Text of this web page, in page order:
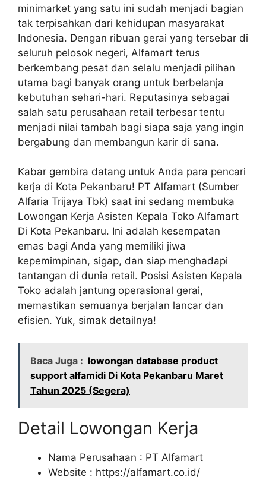
minimarket yang satu ini sudah menjadi bagian
tak terpisahkan dari kehidupan masyarakat
Indonesia. Dengan ribuan gerai yang tersebar di
seluruh pelosok negeri, Alfamart terus
berkembang pesat dan selalu menjadi pilihan
utama bagi banyak orang untuk berbelanja
kebutuhan sehari-hari. Reputasinya sebagai
salah satu perusahaan retail terbesar tentu
menjadi nilai tambah bagi siapa saja yang ingin
bergabung dan membangun karir di sana.
Kabar gembira datang untuk Anda para pencari
kerja di Kota Pekanbaru! PT Alfamart (Sumber
Alfaria Trijaya Tbk) saat ini sedang membuka
Lowongan Kerja Asisten Kepala Toko Alfamart
Di Kota Pekanbaru. Ini adalah kesempatan
emas bagi Anda yang memiliki jiwa
kepemimpinan, sigap, dan siap menghadapi
tantangan di dunia retail. Posisi Asisten Kepala
Toko adalah jantung operasional gerai,
memastikan semuanya berjalan lancar dan
efisien. Yuk, simak detailnya!
Baca Juga : lowongan database product
support alfamidi Di Kota Pekanbaru Maret
Tahun 2025 (Segera)
Detail Lowongan Kerja
Nama Perusahaan : PT Alfamart
Website : https://alfamart.co.id/